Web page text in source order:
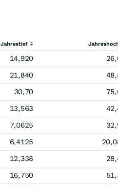
Jahrestief
14,920
21,840
30,70
13,563
7,0625
6,4125
12,338
16,750